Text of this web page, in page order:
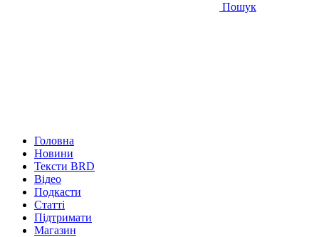
Пошук
Головна
Новини
Тексти BRD
Відео
Подкасти
Статті
Підтримати
Магазин